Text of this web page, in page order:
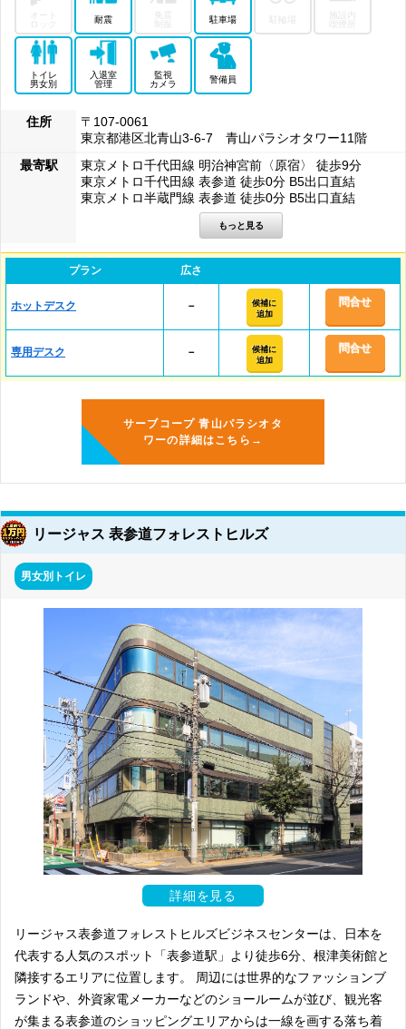
耐震 駐車場
喫煙所
トイレ
男女別
入退室
管理
監視
カメラ
警備員
住所
〒107-0061
東京都港区北青山3-6-7 青山パラシオタワー11階
最寄駅
東京メトロ千代田線 明治神宮前〈原宿〉 徒歩9分
東京メトロ千代田線 表参道 徒歩0分 B5出口直結
東京メトロ半蔵門線 表参道 徒歩0分 B5出口直結
プラン 広さ
ホットデスク －
候補に
追加
問合せ
専用デスク －
候補に
追加
問合せ
サーブコープ 青山パラシオタ
ワーの詳細はこちら→
リージャス 表参道フォレストヒルズ
男女別トイレ
詳細を見る
リージャス表参道フォレストヒルズビジネスセンターは、日本を
代表する人気のスポット「表参道駅」より徒歩6分、根津美術館と
隣接するエリアに位置します。 周辺には世界的なファッションブ
ランドや、外資家電メーカーなどのショールームが並び、観光客
が集まる表参道のショッピングエリアからは一線を画する落ち着